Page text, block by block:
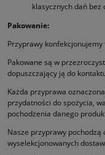
klasycznych dań
Pakowanie:
Przyprawy konfekcjonujemy
Pakowane są w
dopuszczający ją do
Każda przyprawa
przydatności do spożycia,
pochodzenia danego
Nasze przyprawy pochodzą
wyselekcjonowanych